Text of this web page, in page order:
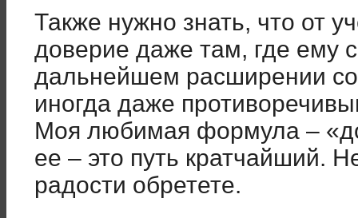
Также нужно знать, что от
доверие даже там, где ему
дальнейшем расширении
иногда даже
Моя любимая формула –
ее – это путь кратчайший.
радости обретете.